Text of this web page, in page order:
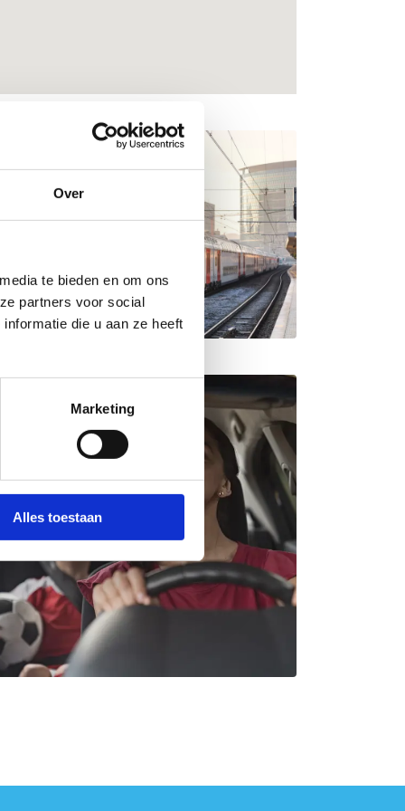
Over
te bieden en om ons
partners voor social
die u aan ze heeft
Marketing
Alles toestaan